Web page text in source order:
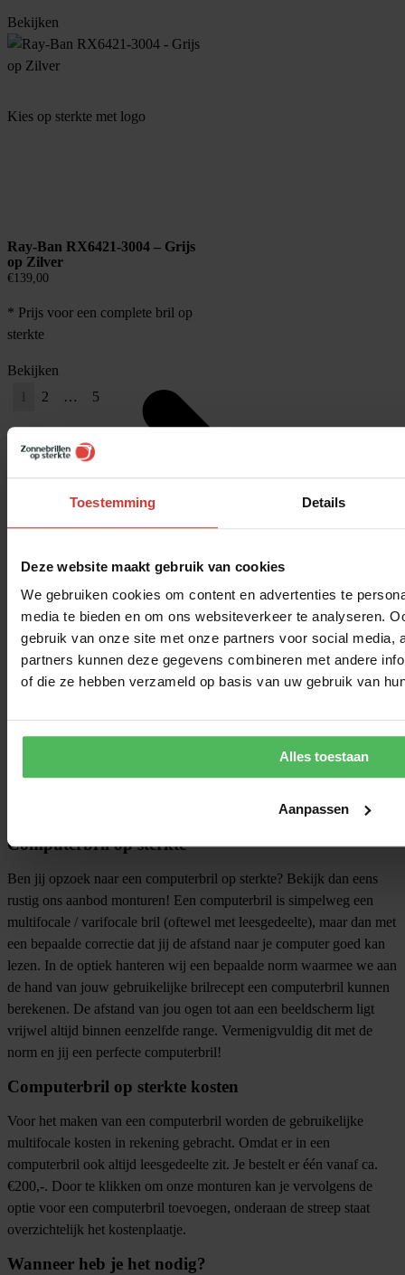
Toestemming Details
Deze website maakt gebruik van cookies
We gebruiken cookies om content en advertenties te
media te bieden en om ons websiteverkeer te analyseren.
gebruik van onze site met onze partners voor social media,
partners kunnen deze gegevens combineren met andere
of die ze hebben verzameld op basis van uw gebruik van
Alles toestaan
Aanpassen
Bekijken
Kies op sterkte met logo
Ray-Ban RX6421-3004 – Grijs
op Zilver
€139,00
* Prijs voor een complete bril op
sterkte
Bekijken
1
2 … 5
Computerbril op sterkte
Ben jij opzoek naar een computerbril op sterkte? Bekijk dan eens
rustig ons aanbod monturen! Een computerbril is simpelweg een
multifocale / varifocale bril (oftewel met leesgedeelte), maar dan met
een bepaalde correctie dat jij de afstand naar je computer goed kan
lezen. In de optiek hanteren wij een bepaalde norm waarmee we aan
de hand van jouw gebruikelijke brilrecept een computerbril kunnen
berekenen. De afstand van jou ogen tot aan een beeldscherm ligt
vrijwel altijd binnen eenzelfde range. Vermenigvuldig dit met de
norm en jij een perfecte computerbril!
Computerbril op sterkte kosten
Voor het maken van een computerbril worden de gebruikelijke
multifocale kosten in rekening gebracht. Omdat er in een
computerbril ook altijd leesgedeelte zit. Je bestelt er één vanaf ca.
€200,-. Door te klikken om onze monturen kan je vervolgens de
optie voor een computerbril toevoegen, onderaan de streep staat
overzichtelijk het kostenplaatje.
Wanneer heb je het nodig?